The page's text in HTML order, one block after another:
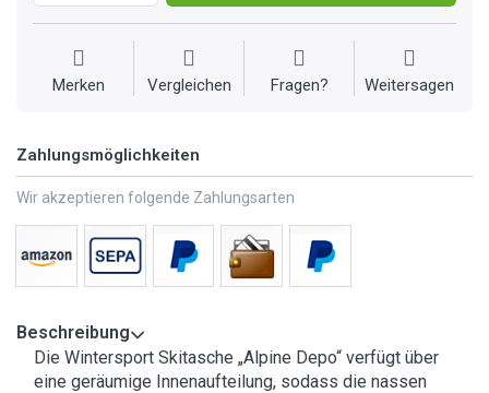
Merken Vergleichen Fragen? Weitersagen
Zahlungsmöglichkeiten
Wir akzeptieren folgende Zahlungsarten
Beschreibung
Die Wintersport Skitasche „Alpine Depo“ verfügt über
eine geräumige Innenaufteilung, sodass die nassen